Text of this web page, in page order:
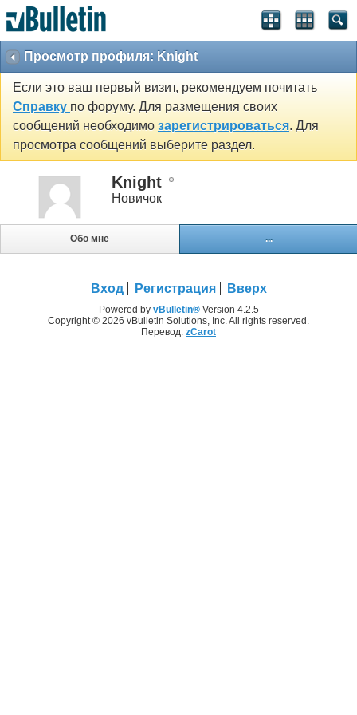
Просмотр профиля: Knight
Если это ваш первый визит, рекомендуем почитать
Справку по форуму. Для размещения своих
сообщений необходимо зарегистрироваться. Для
просмотра сообщений выберите раздел.
Knight
Новичок
Обо мне ...
Вход Регистрация Вверх
Powered by vBulletin®Version 4.2.5
Copyright © 2026 vBulletin Solutions, Inc. All rights reserved.
Перевод: zCarot